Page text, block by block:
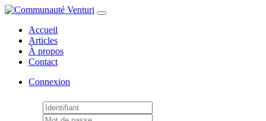
Accueil
Articles
À propos
Contact
Connexion